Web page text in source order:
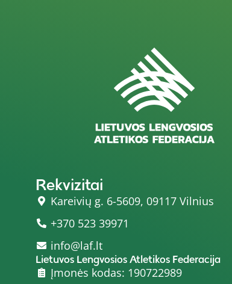
Rekvizitai
Kareivių g. 6-5609, 09117 Vilnius
+370 523 39971
info@laf.lt
Lietuvos Lengvosios Atletikos Federacija
Įmonės kodas: 190722989